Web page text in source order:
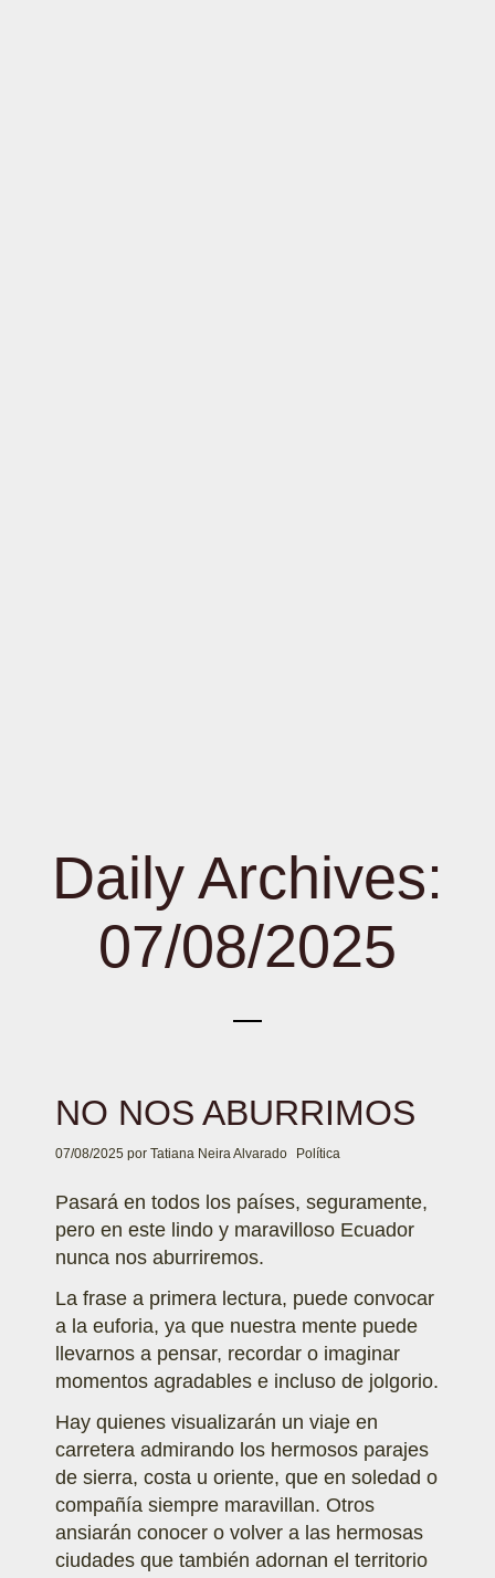
Daily Archives:
07/08/2025
NO NOS ABURRIMOS
07/08/2025 por Tatiana Neira Alvarado Política
Pasará en todos los países, seguramente,
pero en este lindo y maravilloso Ecuador
nunca nos aburriremos.
La frase a primera lectura, puede convocar
a la euforia, ya que nuestra mente puede
llevarnos a pensar, recordar o imaginar
momentos agradables e incluso de jolgorio.
Hay quienes visualizarán un viaje en
carretera admirando los hermosos parajes
de sierra, costa u oriente, que en soledad o
compañía siempre maravillan. Otros
ansiarán conocer o volver a las hermosas
ciudades que también adornan el territorio